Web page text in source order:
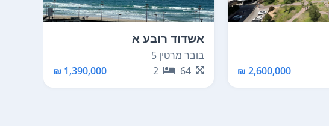
2,600,000 ₪
אשדוד רובע א
בובר מרטין 5
64
2
1,390,000 ₪